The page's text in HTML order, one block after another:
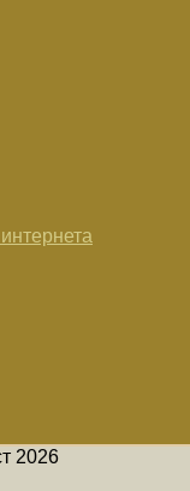
2026